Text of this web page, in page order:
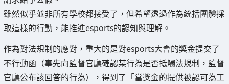
雖然似乎並非所有學校都接受了，但希望透過作為統括團體採
取這樣的行動，能推進esports的認知與理解。
作為對法規制的應對，重大的是對esports大會的獎金提交了
不行動函（事先向監督官廳確認某行為是否抵觸法規制，監督
官廳公布該回答的行為），得到了「當獎金的提供被認可為工